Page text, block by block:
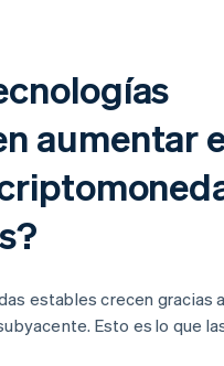
aumentar
estables crecen gracias
Esto es lo que